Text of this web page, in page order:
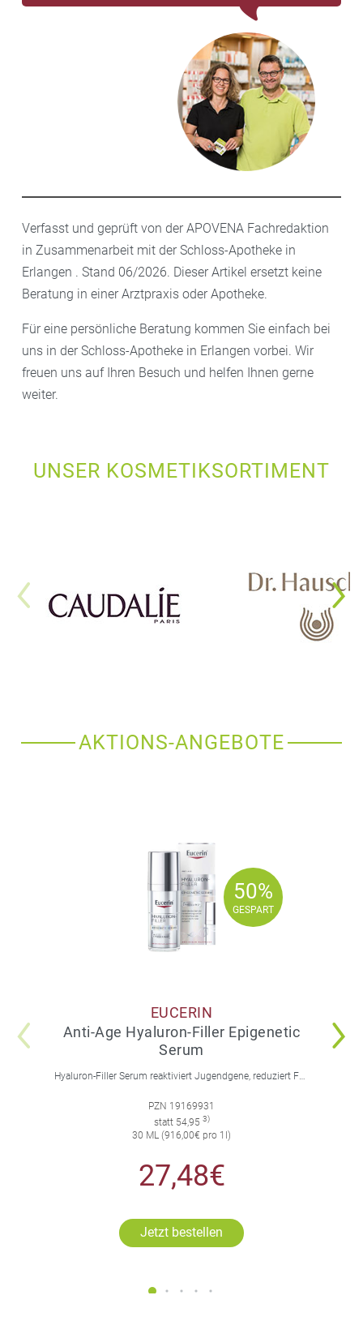
Verfasst und geprüft von der APOVENA Fachredaktion
in Zusammenarbeit mit der Schloss-Apotheke in
Erlangen . Stand 06/2026. Dieser Artikel ersetzt keine
Beratung in einer Arztpraxis oder Apotheke.
Für eine persönliche Beratung kommen Sie einfach bei
uns in der Schloss-Apotheke in Erlangen vorbei. Wir
freuen uns auf Ihren Besuch und helfen Ihnen gerne
weiter.
UNSER KOSMETIKSORTIMENT
AKTIONS-ANGEBOTE
50%
GESPART
50%
GESPART
EUCERIN
Anti-Age Hyaluron-Filler Epigenetic
Serum
PZN 19169931
statt 54,95 3)
30 ML (916,00€ pro 1l)
27,48€
Jetzt bestellen